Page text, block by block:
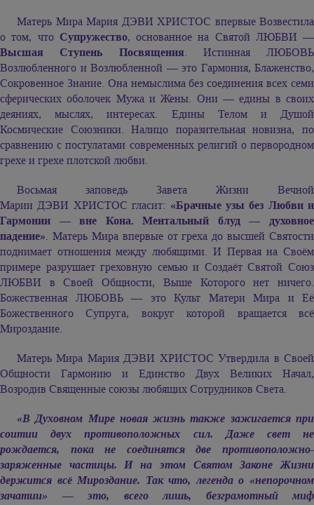
Матерь Мира Мария ДЭВИ ХРИСТОС впервые Возвестила
о том, что Супружество, основанное на Святой ЛЮБВИ —
Высшая Ступень Посвящения. Истинная ЛЮБОВЬ
Возлюбленного и Возлюбленной — это Гармония, Блаженство,
Сокровенное Знание. Она немыслима без соединения всех семи
сферических оболочек Мужа и Жены. Они — едины в своих
деяниях, мыслях, интересах. Едины Телом и Душой
Космические Союзники. Налицо поразительная новизна, по
сравнению с постулатами современных религий о первородном
грехе и грехе плотской любви.
Восьмая заповедь Завета Жизни Вечной
Марии ДЭВИ ХРИСТОС гласит: «Брачные узы без Любви и
Гармонии — вне Кона. Ментальный блуд — духовное
падение». Матерь Мира впервые от греха до высшей Святости
поднимает отношения между любящими. И Первая на Своём
примере разрушает греховную семью и Создаёт Святой Союз
ЛЮБВИ в Своей Общности, Выше Которого нет ничего.
Божественная ЛЮБОВЬ — это Культ Матери Мира и Её
Божественного Супруга, вокруг которой вращается всё
Мироздание.
Матерь Мира Мария ДЭВИ ХРИСТОС Утвердила в Своей
Общности Гармонию и Единство Двух Великих Начал,
Возродив Священные союзы любящих Сотрудников Света.
«В Духовном Мире новая жизнь также зажигается при
соитии двух противоположных сил. Даже свет не
рождается, пока не соединятся две противоположно-
заряженные частицы. И на этом Святом Законе Жизни
держится всё Мироздание. Так что, легенда о «непорочном
зачатии» — это, всего лишь, безграмотный миф